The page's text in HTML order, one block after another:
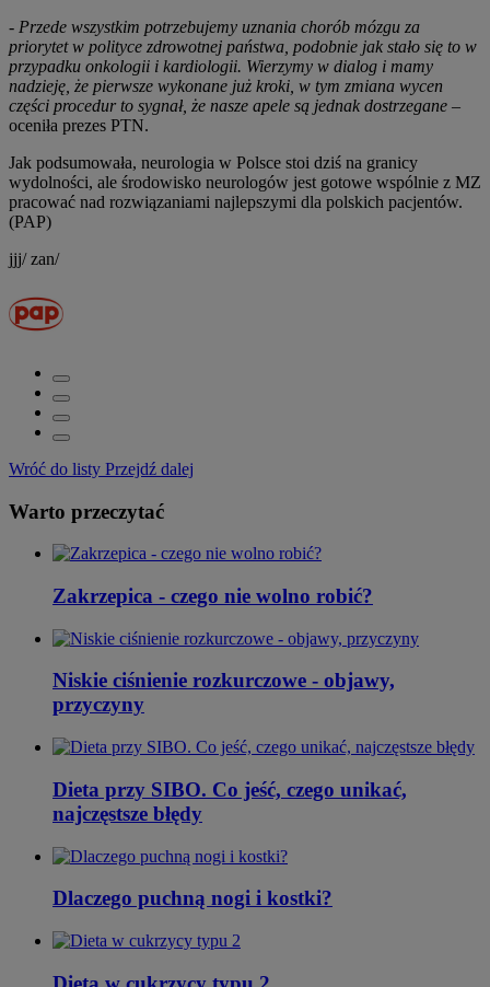
- Przede wszystkim potrzebujemy uznania chorób mózgu za
priorytet w polityce zdrowotnej państwa, podobnie jak stało się to w
przypadku onkologii i kardiologii. Wierzymy w dialog i mamy
nadzieję, że pierwsze wykonane już kroki, w tym zmiana wycen
części procedur to sygnał, że nasze apele są jednak dostrzegane –
oceniła prezes PTN.
Jak podsumowała, neurologia w Polsce stoi dziś na granicy
wydolności, ale środowisko neurologów jest gotowe wspólnie z MZ
pracować nad rozwiązaniami najlepszymi dla polskich pacjentów.
(PAP)
jjj/ zan/
Wróć do listy Przejdź dalej
Warto przeczytać
Zakrzepica - czego nie wolno robić?
Niskie ciśnienie rozkurczowe - objawy,
przyczyny
Dieta przy SIBO. Co jeść, czego unikać,
najczęstsze błędy
Dlaczego puchną nogi i kostki?